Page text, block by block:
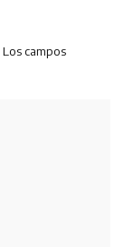
Los campos